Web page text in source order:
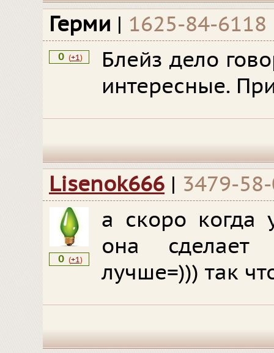
Герми | 1625-84-6118
0 (+1)
Блейз дело
интересные.
Lisenok666 | 3479-
0 (+1)
а скоро когда
она
лучше=))) так